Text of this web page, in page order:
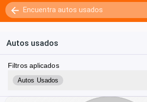
Autos usados
Filtros aplicados
Autos Usados